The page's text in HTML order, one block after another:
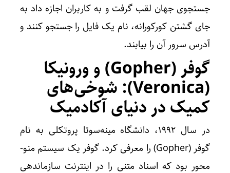
جستجوی جهان لقب گرفت و به کاربران اجازه داد به
جای گشتن کورکورانه، نام یک فایل را جستجو کنند و
آدرس سرور آن را بیابند.
گوفر (Gopher) و ورونیکا
(Veronica): شوخی‌های
کمیک در دنیای آکادمیک
در سال 1992، دانشگاه مینه‌سوتا پروتکلی به نام
گوفر (Gopher) را معرفی کرد. گوفر یک سیستم منو-
محور بود که اسناد متنی را در اینترنت سازماندهی